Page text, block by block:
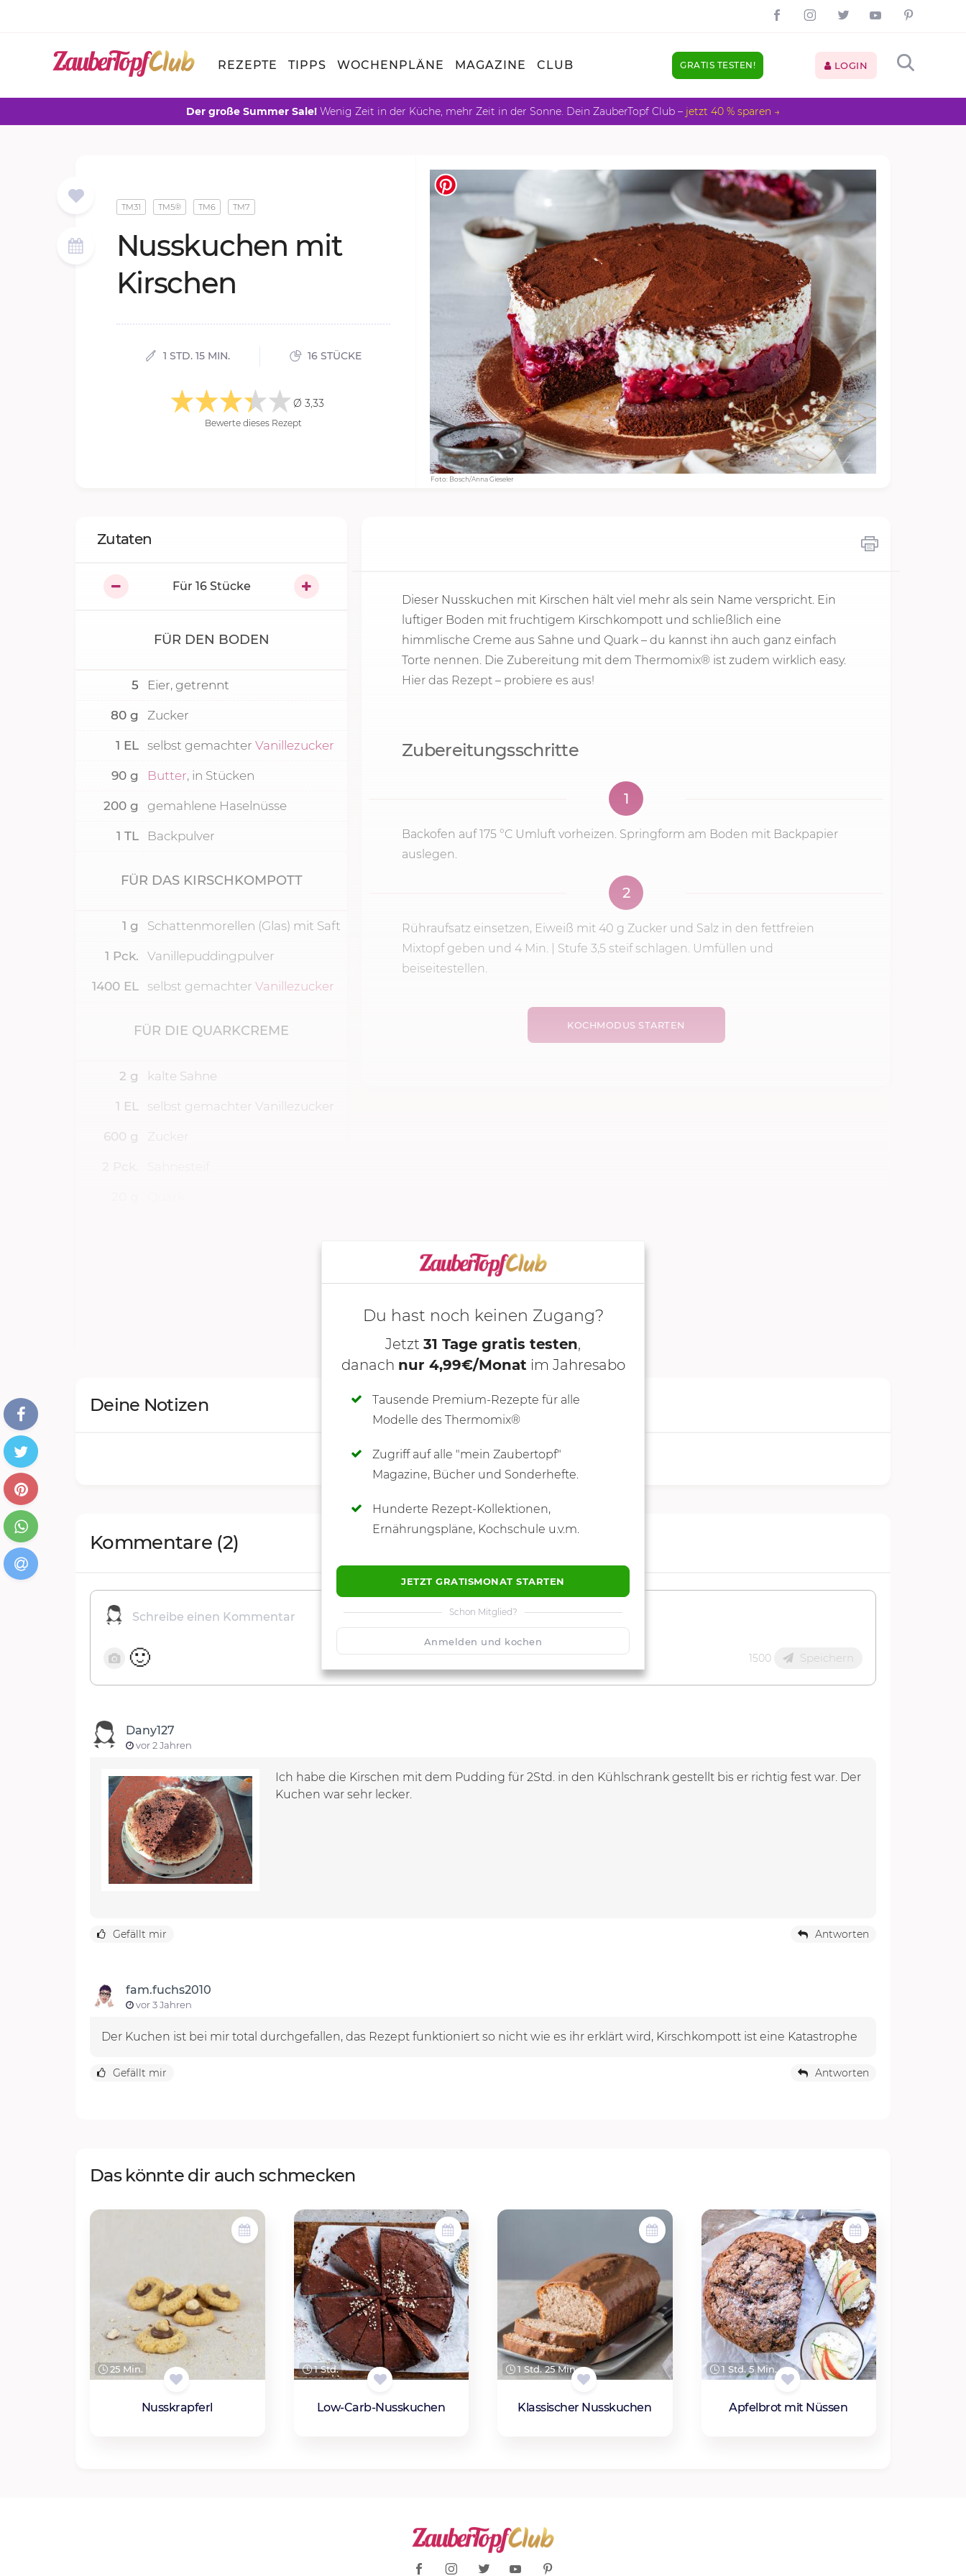
REZEPTE TIPPS WOCHENPLÄNE MAGAZINE CLUB GRATIS TESTEN! LOGIN
Der große Summer Sale! Wenig Zeit in der Küche, mehr Zeit in der Sonne. Dein ZauberTopf Club – jetzt 40 % sparen →
Foto: Bosch/Anna Gieseler
TM31 TM5® TM6 TM7
Nuss­ku­chen mit
Kir­schen
1 STD. 15 MIN. 16 STÜCKE
Ø 3,33
Bewerte dieses Rezept
Dieser Nusskuchen mit Kirschen hält viel mehr als sein Name verspricht. Ein
luftiger Boden mit fruchtigem Kirschkompott und schließlich eine
himmlische Creme aus Sahne und Quark – du kannst ihn auch ganz einfach
Torte nennen. Die Zubereitung mit dem Thermomix® ist zudem wirklich easy.
Hier das Rezept – probiere es aus!
Zubereitungsschritte
1
Backofen auf175 °C Umluft vorheizen. Springform am Boden mit Backpapier
auslegen.
2
Rühraufsatz einsetzen, Eiweiß mit 40 g Zucker und Salz in den fettfreien
Mixtopf geben und 4 Min.
| Stufe 3,5 steif schlagen. Umfüllen und
beiseitestellen.
KOCHMODUS STARTEN
Zutaten
Für 16Stücke
FÜR DEN BODEN
5 Eier, getrennt
80 g Zucker
1 EL selbst gemachter Vanillezucker
90 g Butter, in Stücken
200 g gemahlene Haselnüsse
1 TL Backpulver
FÜR DAS KIRSCHKOMPOTT
1 g Schattenmorellen (Glas) mit Saft
1 Pck. Vanillepuddingpulver
1400 EL selbst gemachter Vanillezucker
FÜR DIE QUARKCREME
2 g kalte Sahne
1 EL selbst gemachter Vanillezucker
600 g Zucker
Deine Notizen
SCHREIBE NEUE NOTIZ
Du hast noch keinen Zugang?
Jetzt 31 Tage gratis testen,
danach nur 4,99€/Monat im Jahresabo
Tausende Premium-Rezepte für alle
Modelle des Thermomix®
Zugriff auf alle "mein Zaubertopf"
Magazine, Bücher und Sonderhefte.
Hunderte Rezept-Kollektionen,
Ernährungspläne, Kochschule u.v.m.
JETZT GRATISMONAT STARTEN
Schon Mitglied?
Anmelden und kochen
Kommentare (2)
🙂 1500 Speichern
Dany127
vor 2 Jahren
Ich habe die Kirschen mit dem Pudding für 2Std. in den Kühlschrank gestellt bis er richtig fest war. Der
Kuchen war sehr lecker.
Gefällt mir Antworten
fam.fuchs2010
vor 3 Jahren
Der Kuchen ist bei mir total durchgefallen, das Rezept funktioniert so nicht wie es ihr erklärt wird, Kirschkompott ist eine Katastrophe
Gefällt mir Antworten
Das könnte dir auch schmecken
25 Min.
Nusskrapferl
1 Std.
Low-Carb-Nusskuchen
1 Std. 25 Min.
Klassischer Nusskuchen
1 Std. 5 Min.
Apfelbrot mit Nüssen